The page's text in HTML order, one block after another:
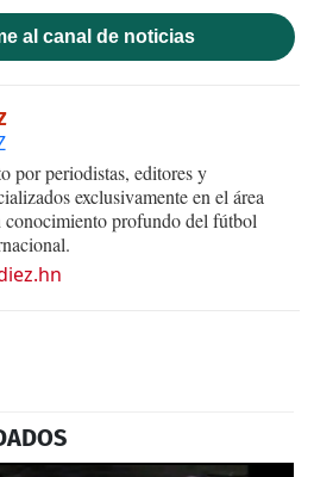
al canal de noticias
por periodistas, editores y
exclusivamente en el área
profundo del fútbol